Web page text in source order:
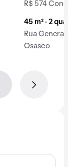
R$ 574
45 m² · 2
Rua
Osasco